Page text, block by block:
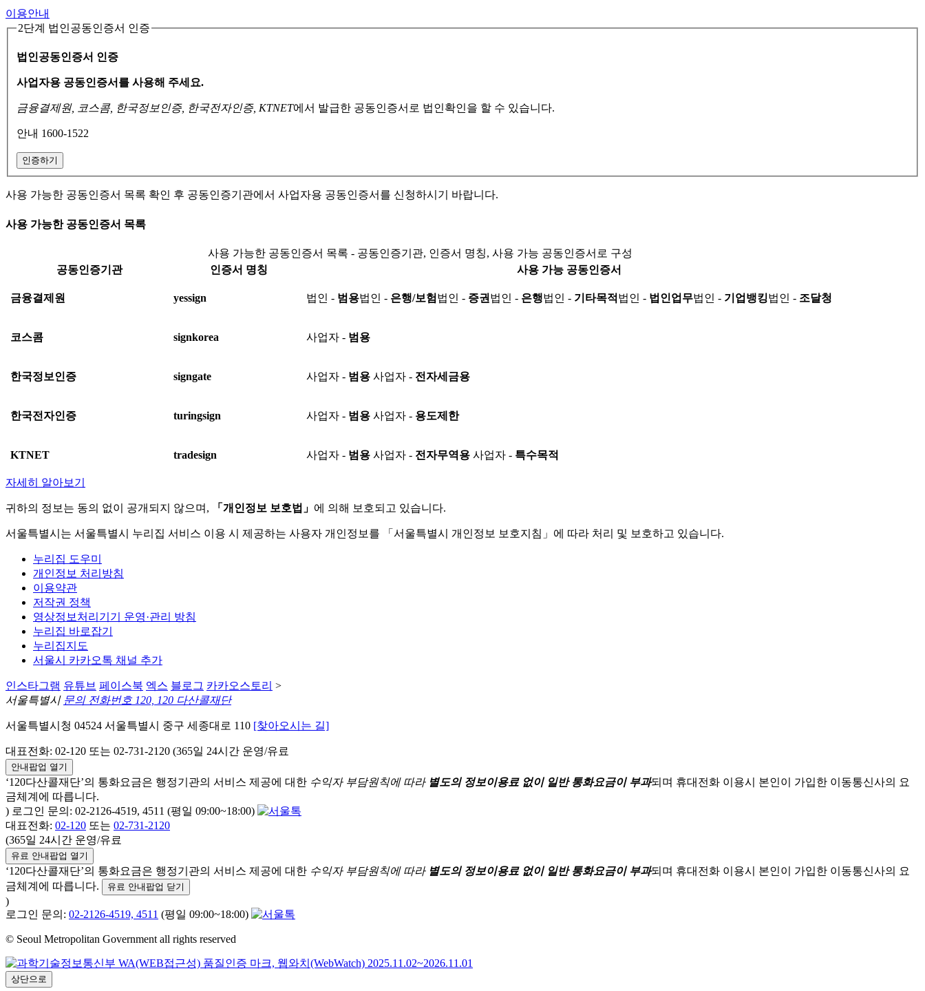
이용안내
2단계 법인공동인증서 인증
법인공동인증서 인증
사업자용 공동인증서를 사용해 주세요.
금융결제원, 코스콤, 한국정보인증, 한국전자인증, KTNET에서 발급한 공동인증서로 법인확인을 할 수 있습니다.
안내 1600-1522
인증하기
사용 가능한 공동인증서 목록 확인 후 공동인증기관에서 사업자용 공동인증서를 신청하시기 바랍니다.
사용 가능한 공동인증서 목록
사용 가능한 공동인증서 목록 - 공동인증기관, 인증서 명칭, 사용 가능 공동인증서로 구성
공동인증기관
인증서 명칭 사용 가능 공동인증서
금융결제원 yessign 법인 - 범용법인 - 은행/보험 법인 - 증권 법인 - 은행법인 - 기타목적 법인 - 법인업무법인 - 기업뱅킹법인 - 조달청
코스콤 signkorea 사업자 - 범용
한국정보인증 signgate 사업자 - 범용 사업자 - 전자세금용
한국전자인증 turingsign 사업자 - 범용 사업자 - 용도제한
KTNET tradesign 사업자 - 범용 사업자 - 전자무역용 사업자 - 특수목적
자세히 알아보기
귀하의 정보는 동의 없이 공개되지 않으며, 「개인정보 보호법」 에 의해 보호되고 있습니다.
서울특별시는 서울특별시 누리집 서비스 이용 시 제공하는 사용자 개인정보를 「서울특별시 개인정보 보호지침」에 따라 처리 및 보호하고 있습니다.
누리집 도우미
개인정보 처리방침
이용약관
저작권 정책
영상정보처리기기 운영·관리 방침
누리집 바로잡기
누리집지도
서울시 카카오톡 채널 추가
인스타그램 유튜브 페이스북 엑스 블로그 카카오스토리 >
서울특별시 문의 전화번호 120, 120 다산콜재단
서울특별시청 04524 서울특별시 중구 세종대로 110 [찾아오시는 길]
대표전화: 02-120 또는 02-731-2120 (365일 24시간 운영/유료
안내팝업 열기
‘120다산콜재단’의 통화요금은 행정기관의 서비스 제공에 대한 수익자 부담원칙에 따라 별도의 정보이용료 없이 일반 통화요금이 부과되며 휴대전화 이용시 본인이 가입한 이동통신사의 요
금체계에 따릅니다.
) 로그인 문의: 02-2126-4519, 4511 (평일 09:00~18:00)
대표전화: 02-120 또는 02-731-2120
(365일 24시간 운영/유료
유료 안내팝업 열기
‘120다산콜재단’의 통화요금은 행정기관의 서비스 제공에 대한 수익자 부담원칙에 따라 별도의 정보이용료 없이 일반 통화요금이 부과되며 휴대전화 이용시 본인이 가입한 이동통신사의 요
금체계에 따릅니다.
유료 안내팝업 닫기
)
로그인 문의: 02-2126-4519, 4511 (평일 09:00~18:00)
© Seoul Metropolitan Government all rights reserved
상단으로